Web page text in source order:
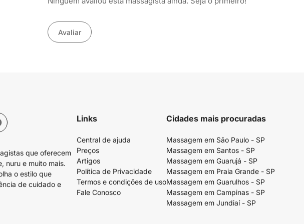
Avaliar
que oferecem
nuru e muito mais.
o estilo que
de cuidado e
Links
Central de ajuda
Preços
Artigos
Política de Privacidade
Termos e condições de uso
Fale Conosco
Cidades mais procuradas
Massagem em São Paulo - SP
Massagem em Santos - SP
Massagem em Guarujá - SP
Massagem em Praia Grande - SP
Massagem em Guarulhos - SP
Massagem em Campinas - SP
Massagem em Jundiaí - SP